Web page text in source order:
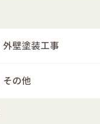
外壁塗装工事
その他